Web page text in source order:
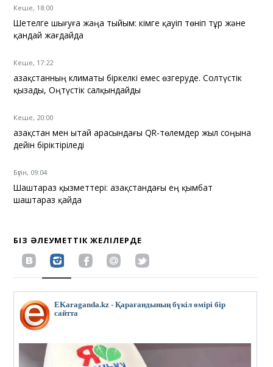
Кеше, 18:00
Шетелге шығуға жаңа тыйым: кімге қауіп төніп тұр және
қандай жағдайда
Кеше, 17:22
Қазақстанның климаты біркелкі емес өзгеруде. Солтүстік
қызады, Оңтүстік салқындайды
Кеше, 20:00
Қазақстан мен Қытай арасындағы QR-төлемдер жыл соңына
дейін біріктіріледі
Бүгін, 09:04
Шаштараз қызметтері: Қазақстандағы ең қымбат
шаштараз қайда
БІЗ ӘЛЕУМЕТТІК ЖЕЛІЛЕРДЕ
EKaraganda.kz - Қарағандының бүкіл өмірі бір
сайтта